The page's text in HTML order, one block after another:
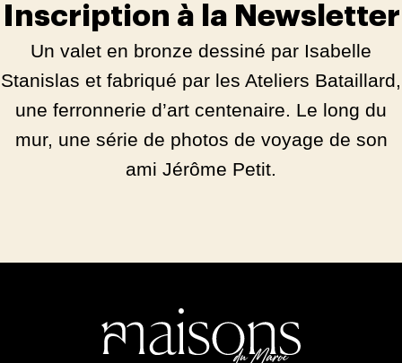
Inscription à la Newsletter
Un valet en bronze dessiné par Isabelle
Stanislas et fabriqué par les Ateliers Bataillard,
une ferronnerie d’art centenaire. Le long du
mur, une série de photos de voyage de son
ami Jérôme Petit.